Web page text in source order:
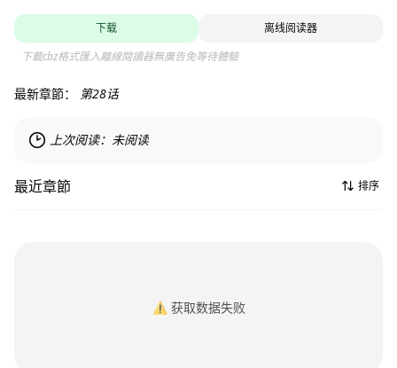
下载
离线阅读器
下載cbz格式匯入離線閱讀器無廣告免等待體驗
最新章節： 第28话
上次阅读： 未阅读
最近章節 排序
⚠️ 获取数据失败